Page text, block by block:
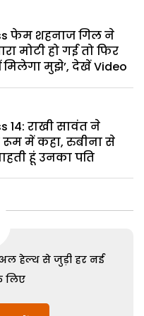
फेम शहनाज गिल ने
मोटी हो गई तो फिर
मिलेगा मुझे’, देखें Video
14: राखी सावंत ने
में कहा, रुबीना से
हूं उनका पति
हेल्थ से जुड़ी हर नई
लिए